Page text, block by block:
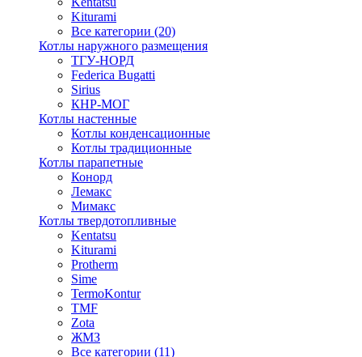
Kiturami
Все категории (20)
Котлы наружного размещения
ТГУ-НОРД
Federica Bugatti
Sirius
КНР-МОГ
Котлы настенные
Котлы конденсационные
Котлы традиционные
Котлы парапетные
Конорд
Лемакс
Мимакс
Котлы твердотопливные
Kentatsu
Kiturami
Protherm
Sime
TermoKontur
TMF
Zota
ЖМЗ
Все категории (11)